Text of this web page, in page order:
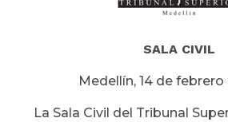
SALA CIVIL
Medellín, 14 de
La Sala Civil del Tribunal